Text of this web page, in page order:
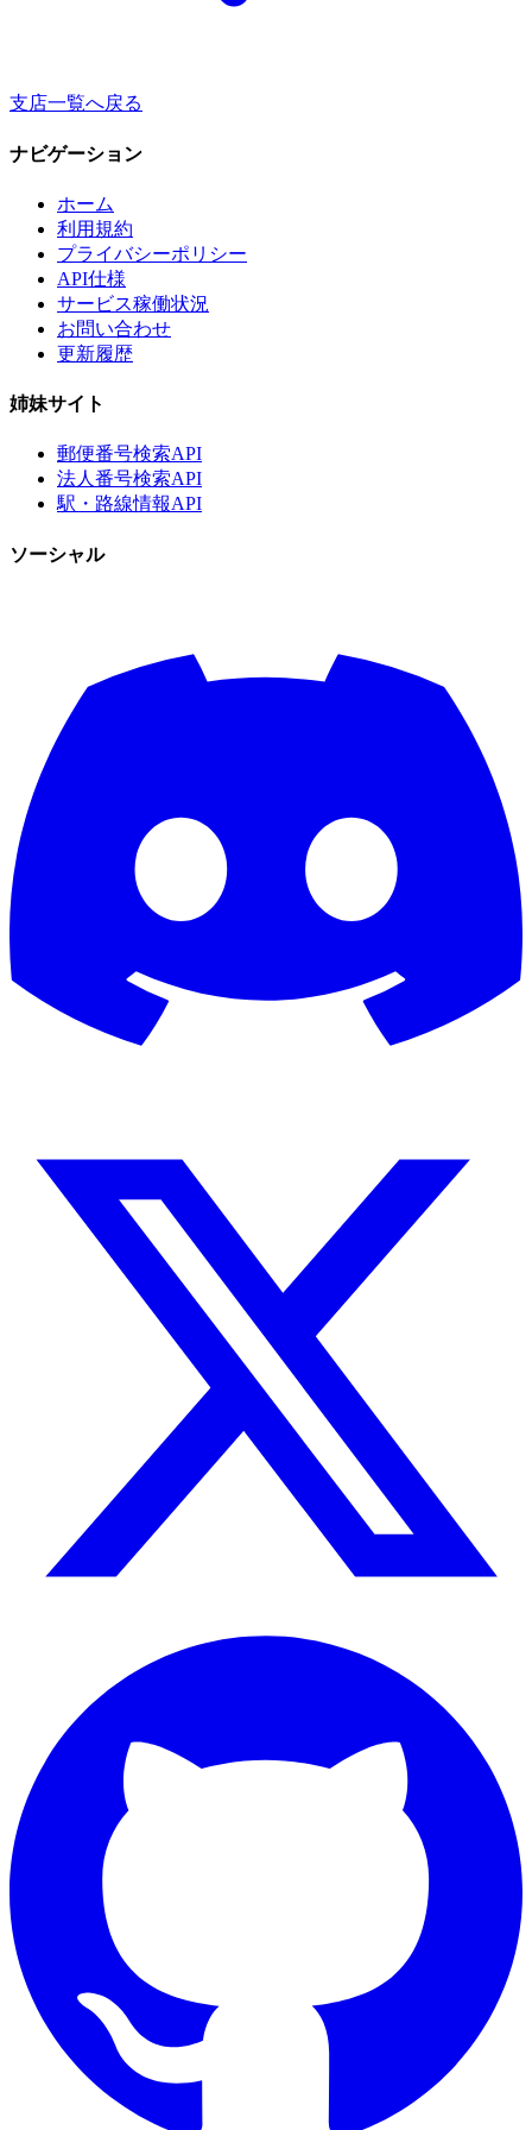
支店一覧へ戻る
ナビゲーション
ホーム
利用規約
プライバシーポリシー
API仕様
サービス稼働状況
お問い合わせ
更新履歴
姉妹サイト
郵便番号検索API
法人番号検索API
駅・路線情報API
ソーシャル